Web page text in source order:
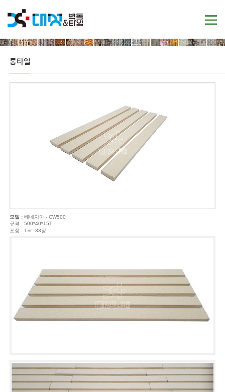
롱타일
모델 :베네치아 - CW500
규격 : 500*40*15T
포장 : 1㎡=33장